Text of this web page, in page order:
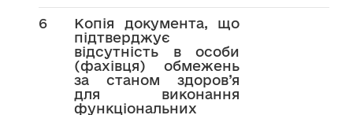
6
Копія документа, що
підтверджує
відсутність в особи
(фахівця) обмежень
за станом здоров’я
для виконання
функціональних